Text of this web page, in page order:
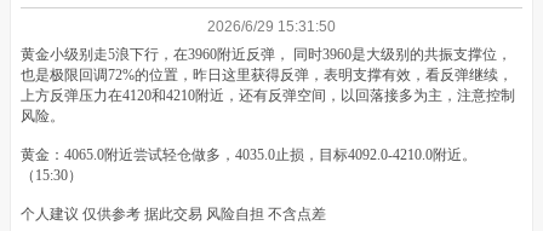
2026/6/29 15:31:50
黄金小级别走5浪下行，在3960附近反弹， 同时3960是大级别的共振支撑位，
也是极限回调72%的位置，昨日这里获得反弹，表明支撑有效，看反弹继续，
上方反弹压力在4120和4210附近，还有反弹空间，以回落接多为主，注意控制
风险。
黄金：4065.0附近尝试轻仓做多，4035.0止损，目标4092.0-4210.0附近。
（15:30）
个人建议 仅供参考 据此交易 风险自担 不含点差